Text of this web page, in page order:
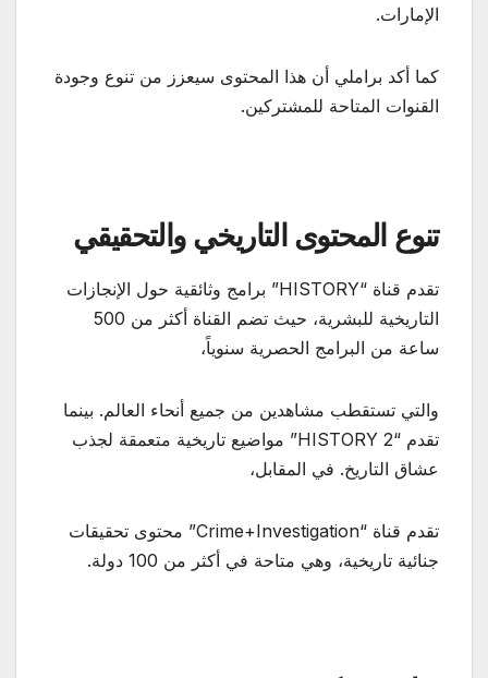
الإمارات.
كما أكد براملي أن هذا المحتوى سيعزز من تنوع وجودة
القنوات المتاحة للمشتركين.
تنوع المحتوى التاريخي والتحقيقي
تقدم قناة “HISTORY” برامج وثائقية حول الإنجازات
التاريخية للبشرية، حيث تضم القناة أكثر من 500
ساعة من البرامج الحصرية سنوياً،
والتي تستقطب مشاهدين من جميع أنحاء العالم. بينما
تقدم “HISTORY 2” مواضيع تاريخية متعمقة لجذب
عشاق التاريخ. في المقابل،
تقدم قناة “Crime+Investigation” محتوى تحقيقات
جنائية تاريخية، وهي متاحة في أكثر من 100 دولة.